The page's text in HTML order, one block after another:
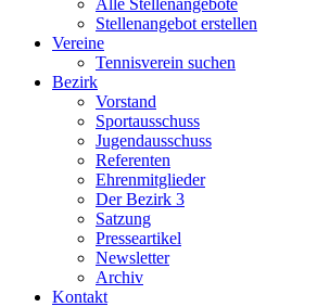
Alle Stellenangebote
Stellenangebot erstellen
Vereine
Tennisverein suchen
Bezirk
Vorstand
Sportausschuss
Jugendausschuss
Referenten
Ehrenmitglieder
Der Bezirk 3
Satzung
Presseartikel
Newsletter
Archiv
Kontakt